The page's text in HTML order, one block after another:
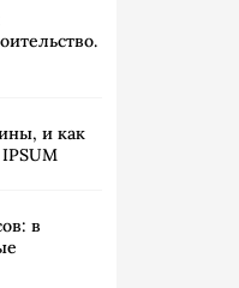
и как
в